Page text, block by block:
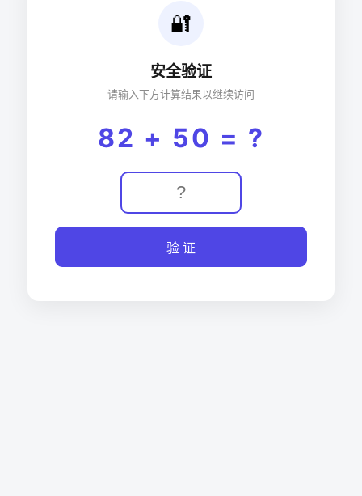
🔐
安全验证
请输入下方计算结果以继续访问
82 + 50 = ?
验 证